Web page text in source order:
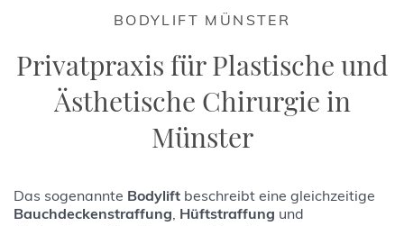
BODYLIFT MÜNSTER
Privatpraxis für Plastische und
Ästhetische Chirurgie in
Münster
Das sogenannte Bodylift beschreibt eine gleichzeitige
Bauchdeckenstraffung, Hüftstraffung und